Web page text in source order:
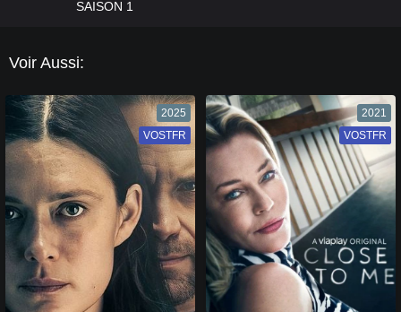
SAISON 1
Voir Aussi:
2025
VF
VOSTFR
2021
VF
VOSTFR